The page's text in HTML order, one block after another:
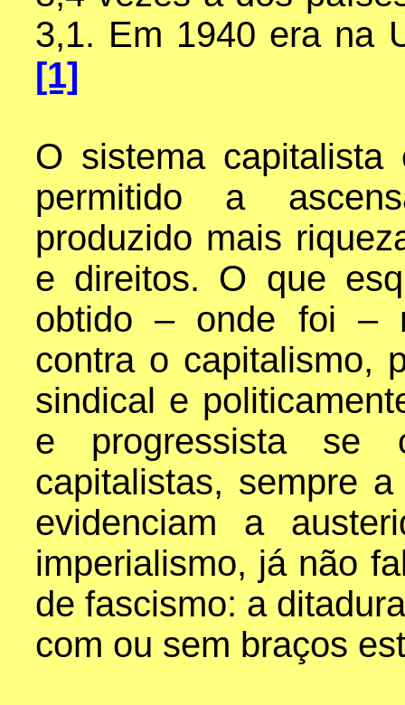
3,1. Em 1940 era na
[1]
O sistema capitalista
permitido a
produzido mais
e direitos. O que
obtido – onde foi –
contra o capitalismo,
sindical e
e progressista se
capitalistas, sempre
evidenciam a
imperialismo, já não
de fascismo: a
com ou sem braços